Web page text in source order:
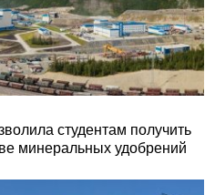
студентам получить
минеральных удобрений